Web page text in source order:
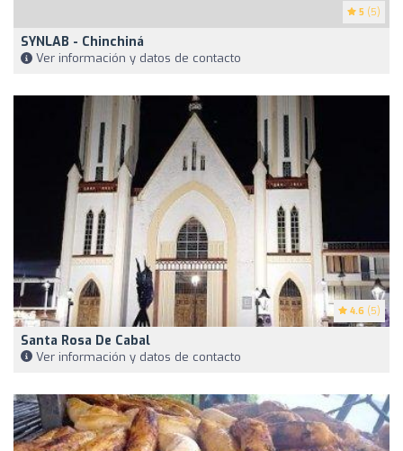
5 (5)
SYNLAB - Chinchiná
Ver información y datos de contacto
4.6 (5)
Santa Rosa De Cabal
Ver información y datos de contacto